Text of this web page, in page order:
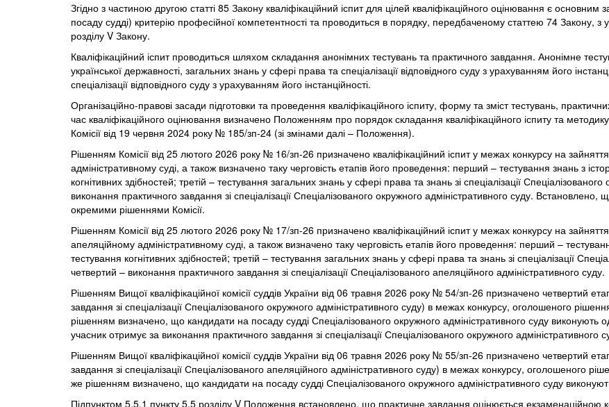
Згідно з частиною другою статті 85 Закону кваліфікаційний іспит для цілей кваліфікаційного оцінювання є основним
посаду судді) критерію професійної компетентності та проводиться в порядку, передбаченому статтею 74 Закону,
розділу V Закону.
Кваліфікаційний іспит проводиться шляхом складання анонімних тестувань та практичного завдання. Анонімне
української державності, загальних знань у сфері права та спеціалізації відповідного суду з урахуванням його
спеціалізації відповідного суду з урахуванням його інстанційності.
Організаційно-правові засади підготовки та проведення кваліфікаційного іспиту, форму та зміст тестувань,
час кваліфікаційного оцінювання визначено Положенням про порядок складання кваліфікаційного іспиту та
Комісії від 19 червня 2024 року № 185/зп-24 (зі змінами далі – Положення).
Рішенням Комісії від 25 лютого 2026 року № 16/зп-26 призначено кваліфікаційний іспит у межах конкурсу на
адміністративному суді, а також визначено таку черговість етапів його проведення: перший – тестування знань з
когнітивних здібностей; третій – тестування загальних знань у сфері права та знань зі спеціалізації
виконання практичного завдання зі спеціалізації Спеціалізованого окружного адміністративного суду. Встановлено,
окремими рішеннями Комісії.
Рішенням Комісії від 25 лютого 2026 року № 17/зп-26 призначено кваліфікаційний іспит у межах конкурсу на
апеляційному адміністративному суді, а також визначено таку черговість етапів його проведення: перший –
тестування когнітивних здібностей; третій – тестування загальних знань у сфері права та знань зі спеціалізації
четвертий – виконання практичного завдання зі спеціалізації Спеціалізованого апеляційного адміністративного суду.
Рішенням Вищої кваліфікаційної комісії суддів України від 06 травня 2026 року № 54/зп-26 призначено четвертий
завдання зі спеціалізації Спеціалізованого окружного адміністративного суду) в межах конкурсу, оголошеного
рішенням визначено, що кандидати на посаду судді Спеціалізованого окружного адміністративного суду
учасник отримує за виконання практичного завдання зі спеціалізації Спеціалізованого окружного адміністративного
Рішенням Вищої кваліфікаційної комісії суддів України від 06 травня 2026 року № 55/зп-26 призначено четвертий
завдання зі спеціалізації Спеціалізованого апеляційного адміністративного суду) в межах конкурсу, оголошеного
же рішенням визначено, що кандидати на посаду судді Спеціалізованого окружного адміністративного суду
Підпунктом 5.5.1 пункту 5.5 розділу V Положення встановлено, що практичне завдання оцінюється екзаменаційною